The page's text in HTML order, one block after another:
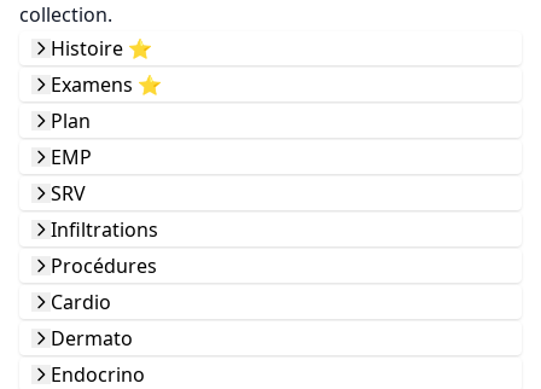
collection.
Histoire ⭐️
Examens ⭐️
Plan
EMP
SRV
Infiltrations
Procédures
Cardio
Dermato
Endocrino